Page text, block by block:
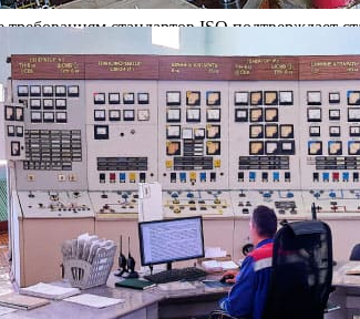
стандартов ISO подтверждает
в соответствии с требованиями
и экологии, определяющая, в том числе
четкой идентификации и